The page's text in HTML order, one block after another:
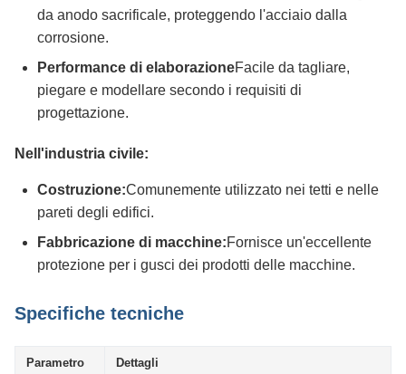
da anodo sacrificale, proteggendo l'acciaio dalla
corrosione.
Performance di elaborazioneFacile da tagliare,
piegare e modellare secondo i requisiti di
progettazione.
Nell'industria civile:
Costruzione:Comunemente utilizzato nei tetti e nelle
pareti degli edifici.
Fabbricazione di macchine:Fornisce un'eccellente
protezione per i gusci dei prodotti delle macchine.
Specifiche tecniche
Parametro Dettagli